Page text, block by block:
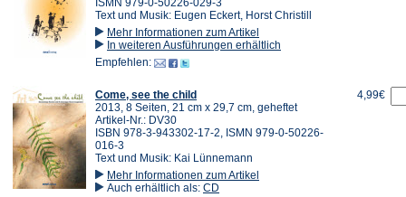
Text und Musik: Eugen Eckert, Horst Christill
Mehr Informationen zum Artikel
In weiteren Ausführungen erhältlich
Empfehlen:
Come, see the child
2013, 8 Seiten, 21 cm x 29,7 cm, geheftet
Artikel-Nr.: DV30
ISBN 978-3-943302-17-2, ISMN 979-0-50226-
016-3
Text und Musik: Kai Lünnemann
Mehr Informationen zum Artikel
Auch erhältlich als: CD
4,99€